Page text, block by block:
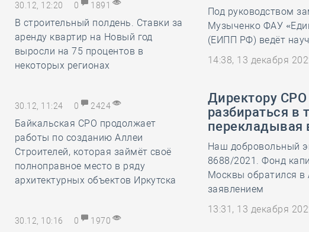
30.12, 12:20 0 1891
В строительный полдень. Ставки за
аренду квартир на Новый год
выросли на 75 процентов в
некоторых регионах
30.12, 11:24 0 2424
Байкальская СРО продолжает
работы по созданию Аллеи
Строителей, которая займёт своё
полноправное место в ряду
архитектурных объектов Иркутска
30.12, 10:16 0 1970
Под руководством
Музыченко ФАУ
(ЕИПП РФ) ведёт
14:38, 13 декабря
Директору СРО
разбираться в
перекладывая
Наш добровольный
8688/2021. Фонд
Москвы обратился в
заявлением
13:31, 13 декабря